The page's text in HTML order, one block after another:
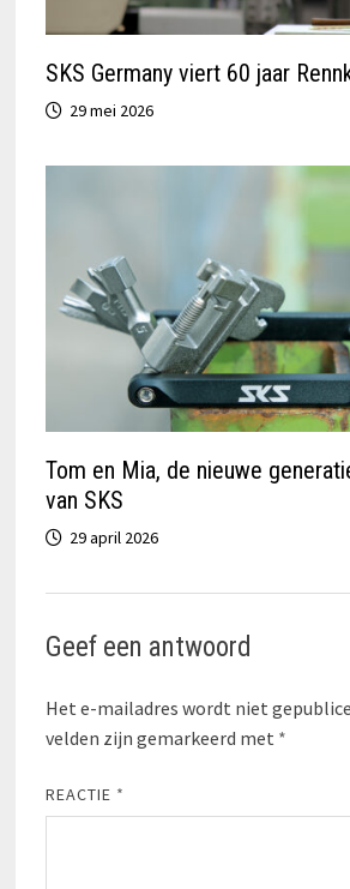
SKS Germany viert 60 jaar
29 mei 2026
Tom en Mia, de nieuwe
van SKS
29 april 2026
Geef een antwoord
Het e-mailadres wordt niet
velden zijn gemarkeerd met *
REACTIE *